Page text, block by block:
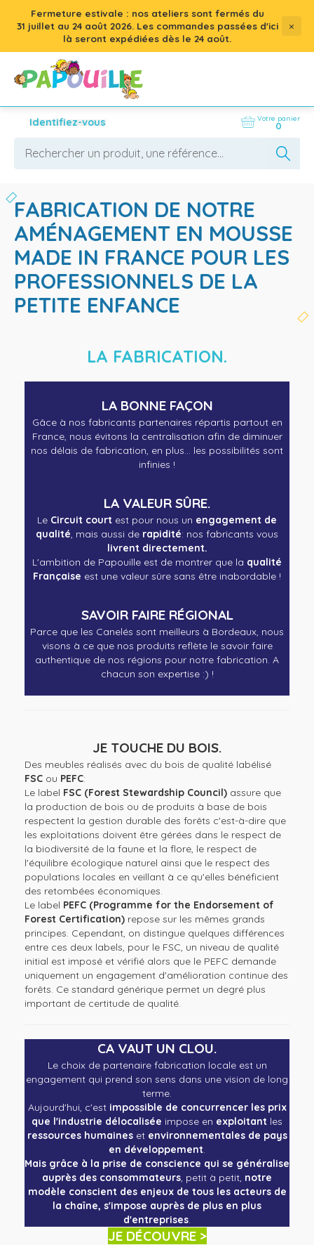
Fermeture estivale : nos ateliers sont fermés du
31 juillet au 24 août 2026. Les commandes passées d'ici
là seront expédiées dès le 24 août.
×
Identifiez-vous Votre panier
0
FABRICATION DE NOTRE
AMÉNAGEMENT EN MOUSSE
MADE IN FRANCE POUR LES
PROFESSIONNELS DE LA
PETITE ENFANCE
LA FABRICATION.
LA BONNE FAÇON
Gâce à nos fabricants partenaires répartis partout en
France, nous évitons la centralisation afin de diminuer
nos délais de fabrication, en plus... les possibilités sont
infinies !
LA VALEUR SÛRE.
Le Circuit court est pour nous un engagement de
qualité, mais aussi de rapidité: nos fabricants vous
livrent directement.
L'ambition de Papouille est de montrer que la qualité
Française est une valeur sûre sans être inabordable !
SAVOIR FAIRE RÉGIONAL
Parce que les Canelés sont meilleurs à Bordeaux, nous
visons à ce que nos produits reflète le savoir faire
authentique de nos régions pour notre fabrication. A
chacun son expertise :) !
JE TOUCHE DU BOIS.
Des meubles réalisés avec du bois de qualité labélisé
FSC ou PEFC:
Le label FSC (Forest Stewardship Council) assure que
la production de bois ou de produits à base de bois
respectent la gestion durable des forêts c'est-à-dire que
les exploitations doivent être gérées dans le respect de
la biodiversité de la faune et la flore, le respect de
l'équilibre écologique naturel ainsi que le respect des
populations locales en veillant à ce qu'elles bénéficient
des retombées économiques.
Le label PEFC (Programme for the Endorsement of
Forest Certification) repose sur les mêmes grands
principes. Cependant, on distingue quelques différences
entre ces deux labels, pour le FSC, un niveau de qualité
initial est imposé et vérifié alors que le PEFC demande
uniquement un engagement d'amélioration continue des
forêts. Ce standard générique permet un degré plus
important de certitude de qualité.
CA VAUT UN CLOU.
Le choix de partenaire fabrication locale est un
engagement qui prend son sens dans une vision de long
terme.
Aujourd'hui, c'est impossible de concurrencer les prix
que l'industrie délocalisée impose en exploitant les
ressources humaineset environnementales de pays
en développement.
Mais grâce à la prise de conscience qui se généralise
auprès des consommateurs, petit à petit, notre
modèle conscient des enjeux de tous les acteurs de
la chaîne, s'impose auprès de plus en plus
d'entreprises.
JE DÉCOUVRE >